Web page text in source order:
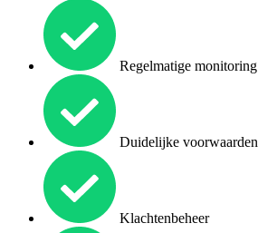
Regelmatige monitoring
Duidelijke voorwaarden
Klachtenbeheer